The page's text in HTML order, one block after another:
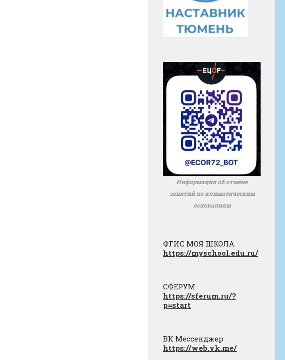
Информация об отмене
занятий по климатическим
основаниям
ФГИС МОЯ ШКОЛА
https://myschool.edu.ru/
СФЕРУМ
https://sferum.ru/?
p=start
ВК Мессенджер
https://web.vk.me/